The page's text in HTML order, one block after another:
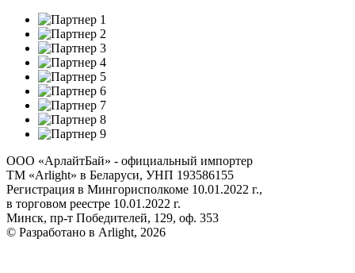
ООО «АрлайтБай» - официальный импортер
ТМ «Arlight» в Беларуси, УНП 193586155
Регистрация в Мингорисполкоме 10.01.2022 г.,
в торговом реестре 10.01.2022 г.
Минск, пр-т Победителей, 129, оф. 353
© Разработано в Arlight, 2026